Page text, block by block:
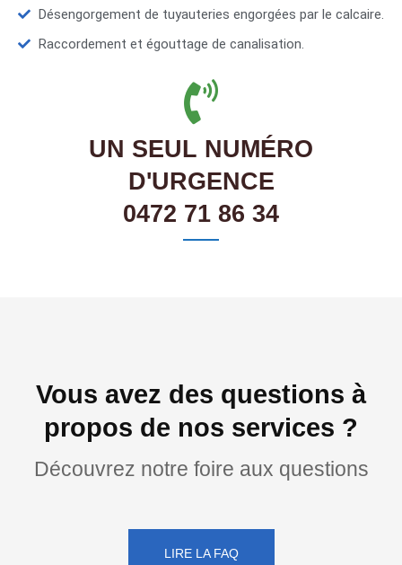
Désengorgement de tuyauteries engorgées par le calcaire.
Raccordement et égouttage de canalisation.
UN SEUL NUMÉRO
D'URGENCE
0472 71 86 34
Vous avez des questions à
propos de nos services ?
Découvrez notre foire aux questions
LIRE LA FAQ